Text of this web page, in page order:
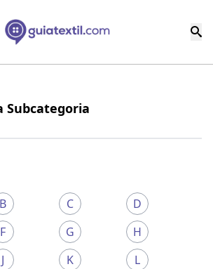
Subcategoria
B C
D
F G
H
J K
L